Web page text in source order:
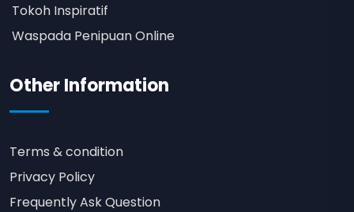
Tokoh Inspiratif
Waspada Penipuan Online
Other Information
Terms & condition
Privacy Policy
Frequently Ask Question